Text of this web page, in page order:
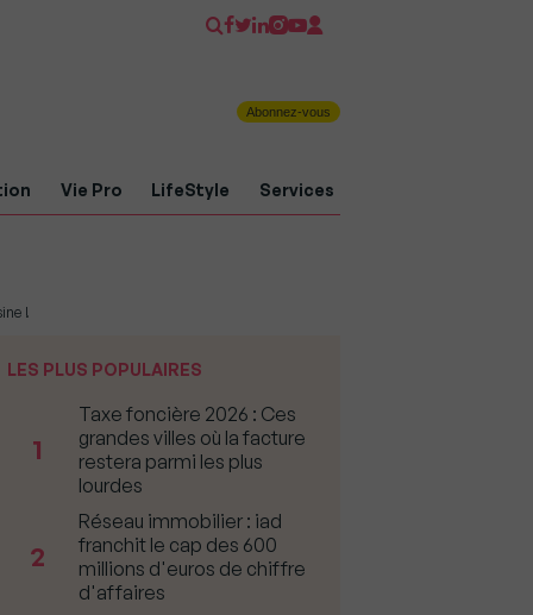
Abonnez-vous
Vie Pro LifeStyle Services
!
LES PLUS POPULAIRES
1
Taxe foncière 2026 : Ces
grandes villes où la facture
restera parmi les plus
lourdes
2
Réseau immobilier : iad
franchit le cap des 600
millions d'euros de chiffre
d'affaires